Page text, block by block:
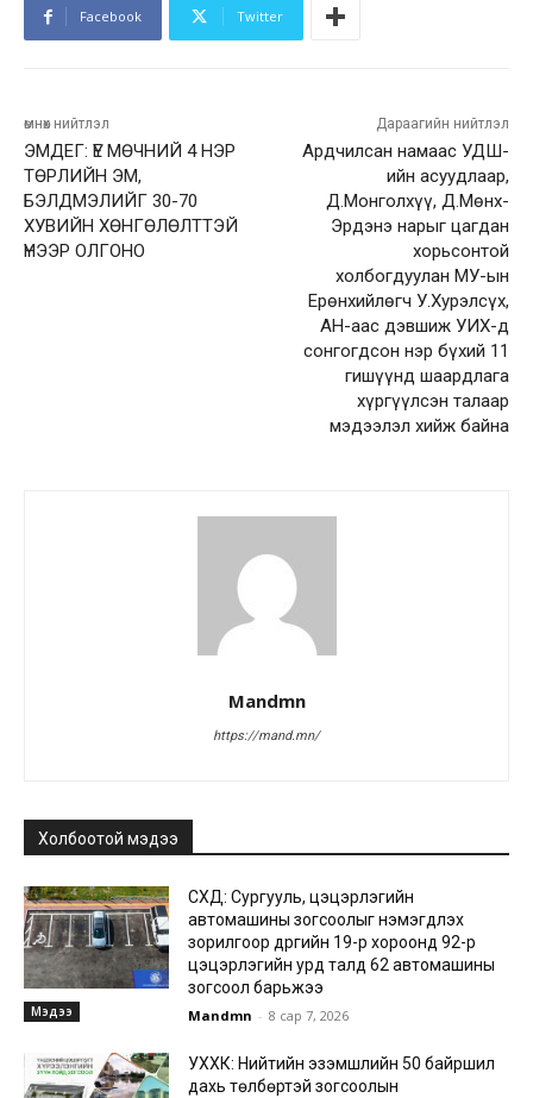
Facebook Twitter
өмнөх нийтлэл
ЭМДЕГ: ҮЕ МӨЧНИЙ 4 НЭР
ТӨРЛИЙН ЭМ,
БЭЛДМЭЛИЙГ 30-70
ХУВИЙН ХӨНГӨЛӨЛТТЭЙ
ҮНЭЭР ОЛГОНО
Дараагийн нийтлэл
Ардчилсан намаас УДШ-
ийн асуудлаар,
Д.Монголхүү, Д.Мөнх-
Эрдэнэ нарыг цагдан
хорьсонтой
холбогдуулан МУ-ын
Ерөнхийлөгч У.Хурэлсүх,
АН-аас дэвшиж УИХ-д
сонгогдсон нэр бүхий 11
гишүүнд шаардлага
хүргүүлсэн талаар
мэдээлэл хийж байна
Mandmn
https://mand.mn/
Холбоотой мэдээ
Мэдээ
СХД: Сургууль, цэцэрлэгийн
автомашины зогсоолыг нэмэгдүүлэх
зорилгоор дүүргийн 19-р хороонд 92-р
цэцэрлэгийн урд талд 62 автомашины
зогсоол барьжээ
Mandmn - 8 сар 7, 2026
УХХК: Нийтийн эзэмшлийн 50 байршил
дахь төлбөртэй зогсоолын